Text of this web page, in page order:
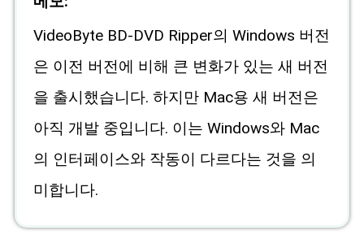
VideoByte BD-DVD Ripper의 Windows 버전
은 이전 버전에 비해 큰 변화가 있는 새 버전
을 출시했습니다. 하지만 Mac용 새 버전은
아직 개발 중입니다. 이는 Windows와 Mac
의 인터페이스와 작동이 다르다는 것을 의
미합니다.